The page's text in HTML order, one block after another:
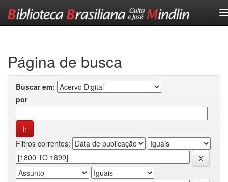
Página de busca
Buscar em:
por
Filtros correntes: